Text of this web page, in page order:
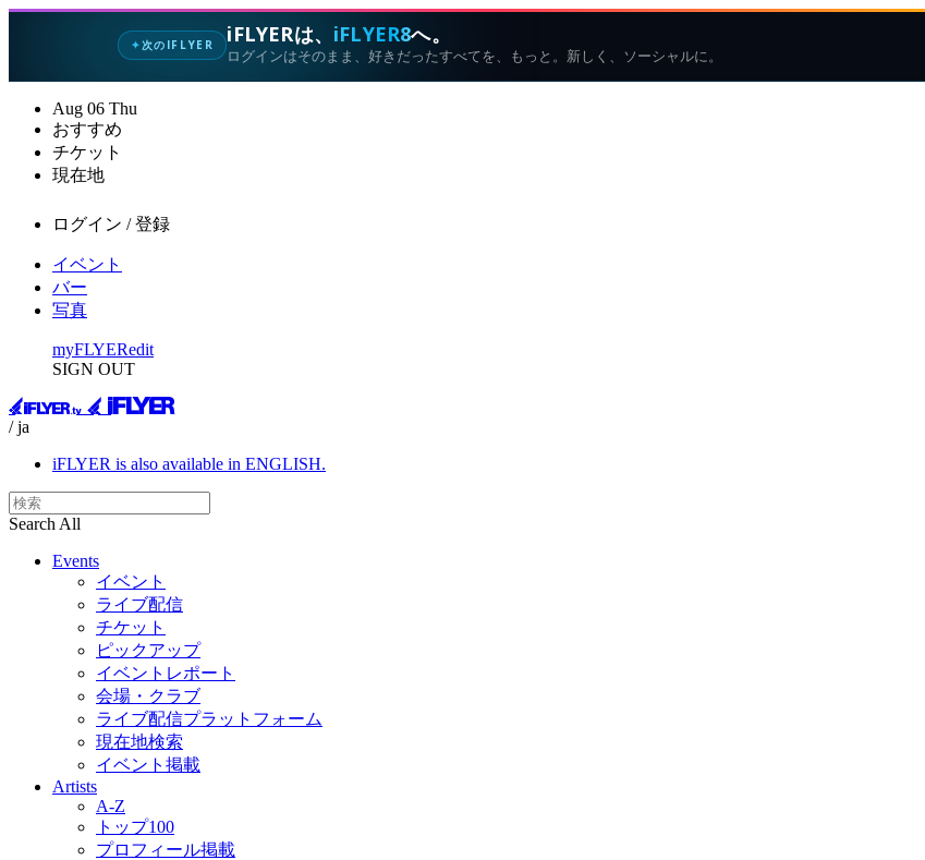
✦次のIFLYER iFLYERは、 iFLYER8へ。
ログインはそのまま、好きだったすべてを、もっと。新しく、ソーシャルに。
Aug 06 Thu
おすすめ
チケット
現在地
ログイン / 登録
イベント
バー
写真
myFLYERedit
SIGN OUT
/ ja
iFLYER is also available in ENGLISH.
Search All
Events
イベント
ライブ配信
チケット
ピックアップ
イベントレポート
会場・クラブ
ライブ配信プラットフォーム
現在地検索
イベント掲載
Artists
A-Z
トップ100
プロフィール掲載